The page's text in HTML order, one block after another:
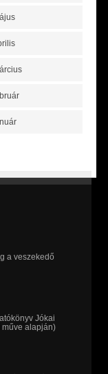
a veszekedő
Jókai
műve alapján)